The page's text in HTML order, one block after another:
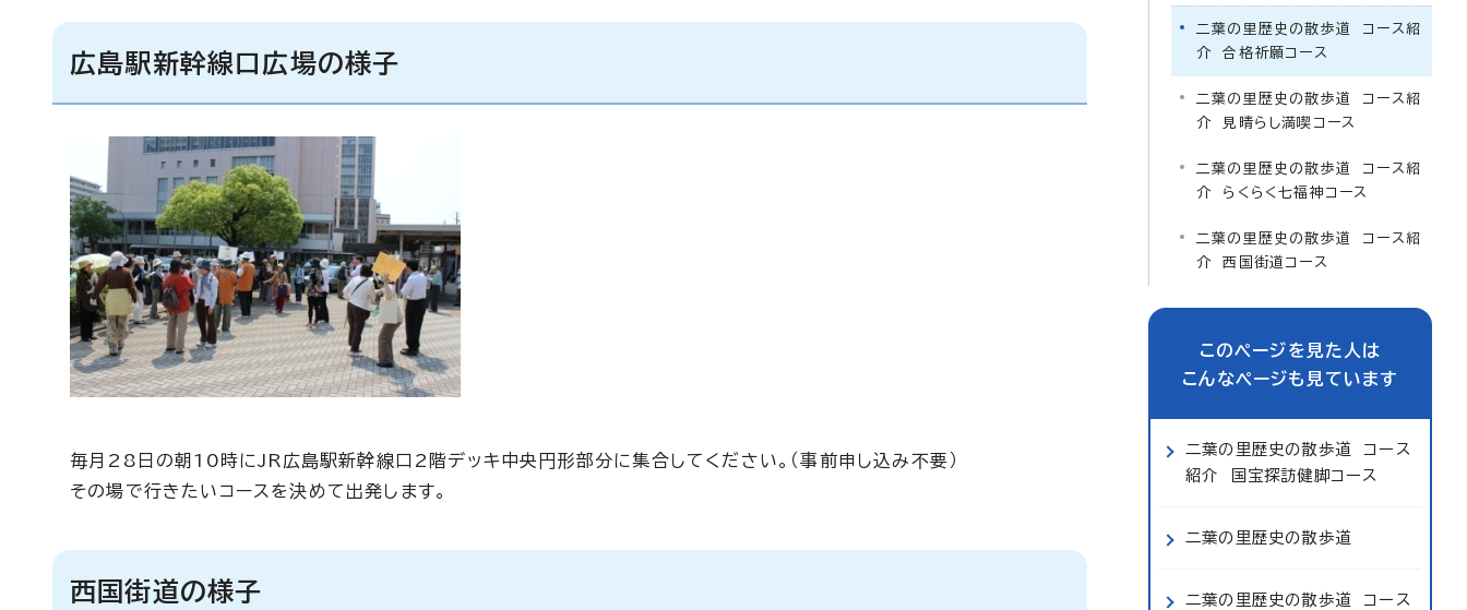
広島駅新幹線口広場の様子
毎月28日の朝10時にJR広島駅新幹線口2階デッキ中央円形部分に集合してください。（事前申し込み不要）
その場で行きたいコースを決めて出発します。
西国街道の様子
二葉の里歴史の散歩道 コース紹
介 合格祈願コース
二葉の里歴史の散歩道 コース紹
介 見晴らし満喫コース
二葉の里歴史の散歩道 コース紹
介 らくらく七福神コース
二葉の里歴史の散歩道 コース紹
介 西国街道コース
このページを見た人は
こんなページも見ています
二葉の里歴史の散歩道 コース
紹介 国宝探訪健脚コース
二葉の里歴史の散歩道
二葉の里歴史の散歩道 コース